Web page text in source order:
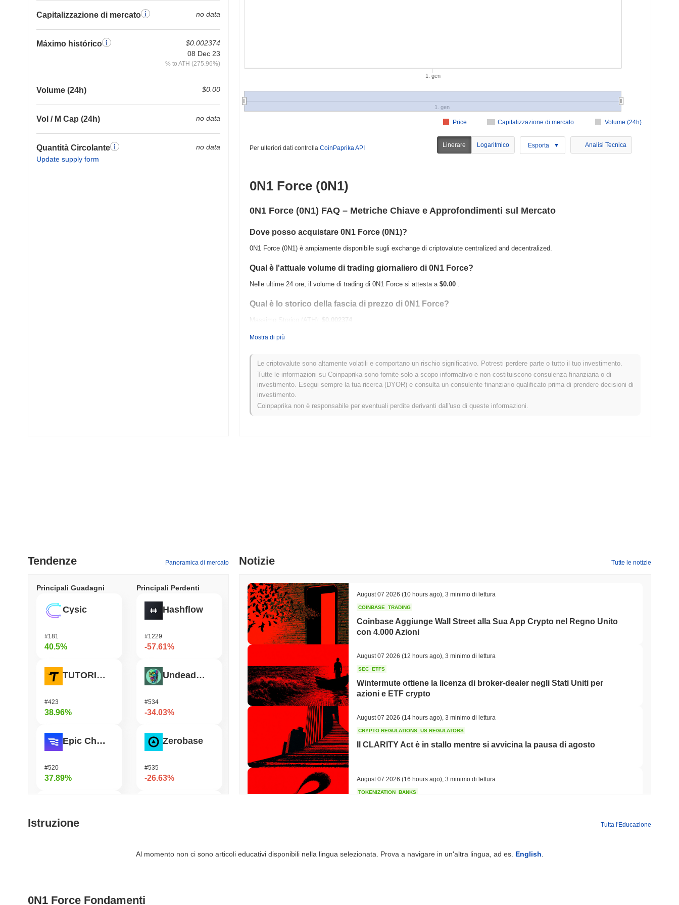
Capitalizzazione di mercato no data
Máximo histórico
$0.002374
08 Dec 23
% to ATH (275.96%)
Volume (24h) $0.00
Vol / M Cap (24h) no data
Quantità Circolante
Update supply form
no data
Capitalizzazione di mercato Volume (24h)
Price
1. gen
1. gen
Per ulteriori dati controlla CoinPaprika API Linerare Logaritmico Esporta Analisi Tecnica
0N1 Force (0N1)
0N1 Force (0N1) FAQ – Metriche Chiave e Approfondimenti sul Mercato
Dove posso acquistare 0N1 Force (0N1)?
0N1 Force (0N1) è ampiamente disponibile sugli exchange di criptovalute centralized and decentralized.
Qual è l'attuale volume di trading giornaliero di 0N1 Force?
Nelle ultime 24 ore, il volume di trading di 0N1 Force si attesta a $0.00 .
Qual è lo storico della fascia di prezzo di 0N1 Force?
Massimo Storico (ATH):
$0.002374
Come si sta comportando 0N1 Force rispetto al mercato crypto più ampio?
Negli ultimi 7 giorni, 0N1 Force ha guadagnato0.00%, sottoperformando il mercato crypto complessivo che ha registrato un guadagno
del0.70%. Ciò indica un ritardo temporaneo nell'azione del prezzo di 0N1 rispetto allo slancio del mercato più ampio.
Mostra di più
Le criptovalute sono altamente volatili e comportano un rischio significativo. Potresti perdere parte o tutto il tuo investimento.
Tutte le informazioni su Coinpaprika sono fornite solo a scopo informativo e non costituiscono consulenza finanziaria o di
investimento. Esegui sempre la tua ricerca (DYOR) e consulta un consulente finanziario qualificato prima di prendere decisioni di
investimento.
Coinpaprika non è responsabile per eventuali perdite derivanti dall'uso di queste informazioni.
Tendenze Panoramica di mercato
Principali Guadagni
Cysic
#181
40.5%
TUTORIAL
#423
38.96%
Epic Chain
#520
37.89%
#338
Principali Perdenti
Hashflow
#1229
-57.61%
Undeads Games
#534
-34.03%
Zerobase
#535
-26.63%
#1811
Notizie Tutte le notizie
August 07 2026 (10 hours ago) 3 minimo di lettura
COINBASE TRADING
Coinbase Aggiunge Wall Street alla Sua App Crypto nel Regno Unito
con 4.000 Azioni
August 07 2026 (12 hours ago) 3 minimo di lettura
SEC ETFS
Wintermute ottiene la licenza di broker-dealer negli Stati Uniti per
azioni e ETF crypto
August 07 2026 (14 hours ago) 3 minimo di lettura
CRYPTO REGULATIONS US REGULATORS
Il CLARITY Act è in stallo mentre si avvicina la pausa di agosto
August 07 2026 (16 hours ago) 3 minimo di lettura
TOKENIZATION BANKS
STABLECOIN JAPAN
Istruzione Tutta l'Educazione
Al momento non ci sono articoli educativi disponibili nella lingua selezionata. Prova a navigare in un'altra lingua, ad es. English
0N1 Force Fondamenti